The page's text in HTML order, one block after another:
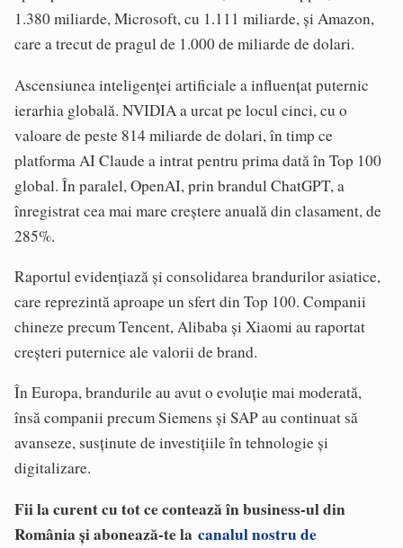
1.380 miliarde, Microsoft, cu 1.111 miliarde, și Amazon,
care a trecut de pragul de 1.000 de miliarde de dolari.
Ascensiunea inteligenței artificiale a influențat puternic
ierarhia globală. NVIDIA a urcat pe locul cinci, cu o
valoare de peste 814 miliarde de dolari, în timp ce
platforma AI Claude a intrat pentru prima dată în Top 100
global. În paralel, OpenAI, prin brandul ChatGPT, a
înregistrat cea mai mare creștere anuală din clasament, de
285%.
Raportul evidențiază și consolidarea brandurilor asiatice,
care reprezintă aproape un sfert din Top 100. Companii
chineze precum Tencent, Alibaba și Xiaomi au raportat
creșteri puternice ale valorii de brand.
În Europa, brandurile au avut o evoluție mai moderată,
însă companii precum Siemens și SAP au continuat să
avanseze, susținute de investițiile în tehnologie și
digitalizare.
Fii la curent cu tot ce contează în business-ul din
România și abonează-te la canalul nostru de